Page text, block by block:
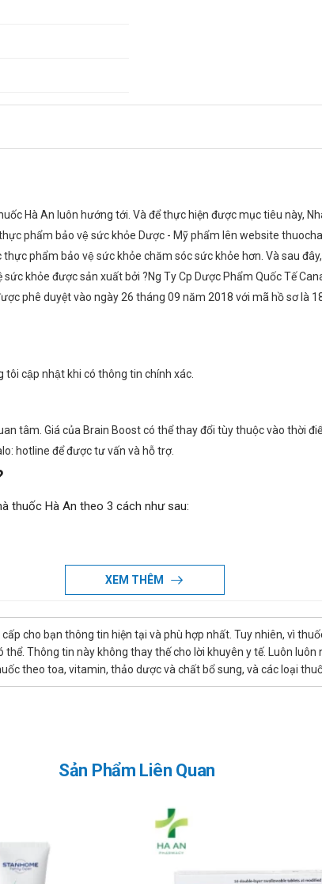
Hà An luôn hướng tới. Và để thực hiện được mục tiêu này,
phẩm bảo vệ sức khỏe Dược - Mỹ phẩm lên website
phẩm bảo vệ sức khỏe chăm sóc sức khỏe hơn. Và sau
khỏe được sản xuất bởi ?Ng Ty Cp Dược Phẩm Quốc Tế
phê duyệt vào ngày 26 tháng 09 năm 2018 với mã hồ sơ là
cập nhật khi có thông tin chính xác.
tâm. Giá của Brain Boost có thể thay đổi tùy thuộc vào thời
hotline để được tư vấn và hỗ trợ.
thuốc Hà An theo 3 cách như sau:
XEM THÊM
cho bạn thông tin hiện tại và phù hợp nhất. Tuy nhiên, vì
Thông tin này không thay thế cho lời khuyên y tế. Luôn
theo toa, vitamin, thảo dược và chất bổ sung, và các loại
Sản Phẩm Liên Quan